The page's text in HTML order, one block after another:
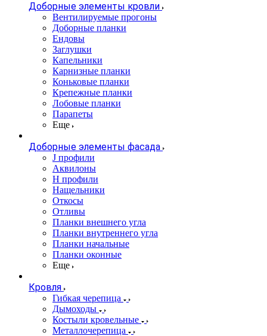
Доборные элементы кровли
Вентилируемые прогоны
Доборные планки
Ендовы
Заглушки
Капельники
Карнизные планки
Коньковые планки
Крепежные планки
Лобовые планки
Парапеты
Еще
Доборные элементы фасада
J профили
Аквилоны
Н профили
Нащельники
Откосы
Отливы
Планки внешнего угла
Планки внутреннего угла
Планки начальные
Планки оконные
Еще
Кровля
Гибкая черепица
Дымоходы
Костыли кровельные
Металлочерепица